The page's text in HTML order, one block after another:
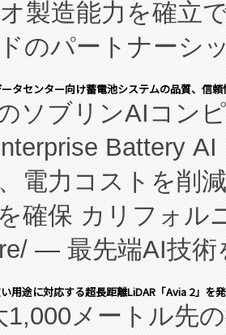
製造能力を確立
のパートナーシ
同社の実績ある
(FCCM™) プ
バイオ医薬品製造
ドバッチ施設の
プライチェーン
張性が高く、持
活用した現地生
の費用負担を大
タセンター向け蓄電池システムの品質、信
ソブリンAIコン
Battery
電力コストを削
確保 カリフォル
— 最先端AI技術
・アンド：本社
平）と、エンタ
用途に対応する超長距離LiDAR「Avia 2」を
1,000メートル先